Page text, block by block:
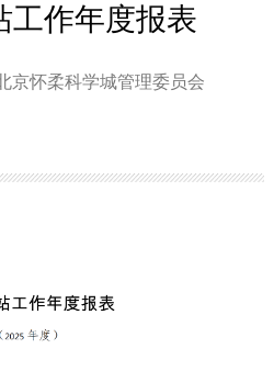
工作年度报表
京怀柔科学城管理委员会